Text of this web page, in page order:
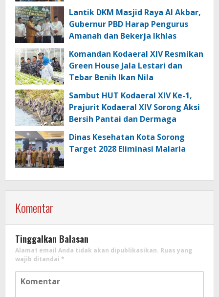
Lantik DKM Masjid Raya Al Akbar,
Gubernur PBD Harap Pengurus
Amanah dan Bekerja Ikhlas
Komandan Kodaeral XIV Resmikan
Green House Jala Lestari dan
Tebar Benih Ikan Nila
Sambut HUT Kodaeral XIV Ke-1,
Prajurit Kodaeral XIV Sorong Aksi
Bersih Pantai dan Dermaga
Dinas Kesehatan Kota Sorong
Target 2028 Eliminasi Malaria
Komentar
Tinggalkan Balasan
Alamat email Anda tidak akan dipublikasikan. Ruas yang
wajib ditandai *